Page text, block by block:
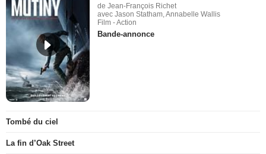
de Jean-François Richet
avec Jason Statham, Annabelle Wallis
Film - Action
Bande-annonce
Tombé du ciel
La fin d’Oak Street